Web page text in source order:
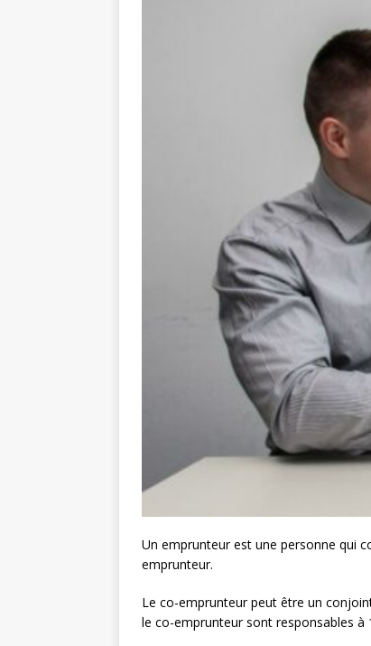
Un emprunteur est une personne qui
emprunteur.
Le co-emprunteur peut être un
le co-emprunteur sont responsables à